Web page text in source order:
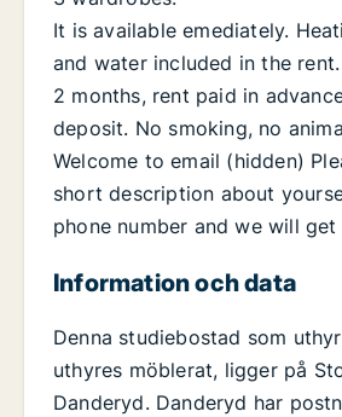
It is available emediately.
and water included in the
2 months, rent paid in
deposit. No smoking, no
Welcome to email (hidden)
short description about
phone number and we will
Information och data
Denna studiebostad som
uthyres möblerat, ligger på
Danderyd. Danderyd har